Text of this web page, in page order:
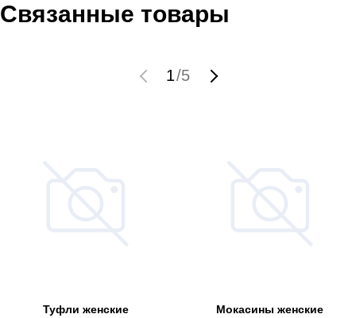
Связанные товары
1/5
Туфли женские Мокасины женские